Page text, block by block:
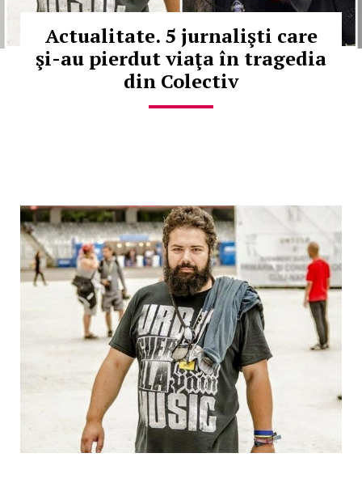
Actualitate. 5 jurnalişti care
şi-au pierdut viaţa în tragedia
din Colectiv